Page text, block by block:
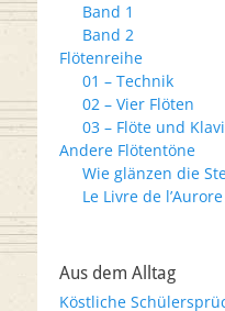
Band 1
Band 2
Flötenreihe
01 – Technik
02 – Vier Flöten
03 – Flöte und
Andere Flötentöne
Wie glänzen die
Le Livre de l’Aurore
Aus dem Alltag
Köstliche